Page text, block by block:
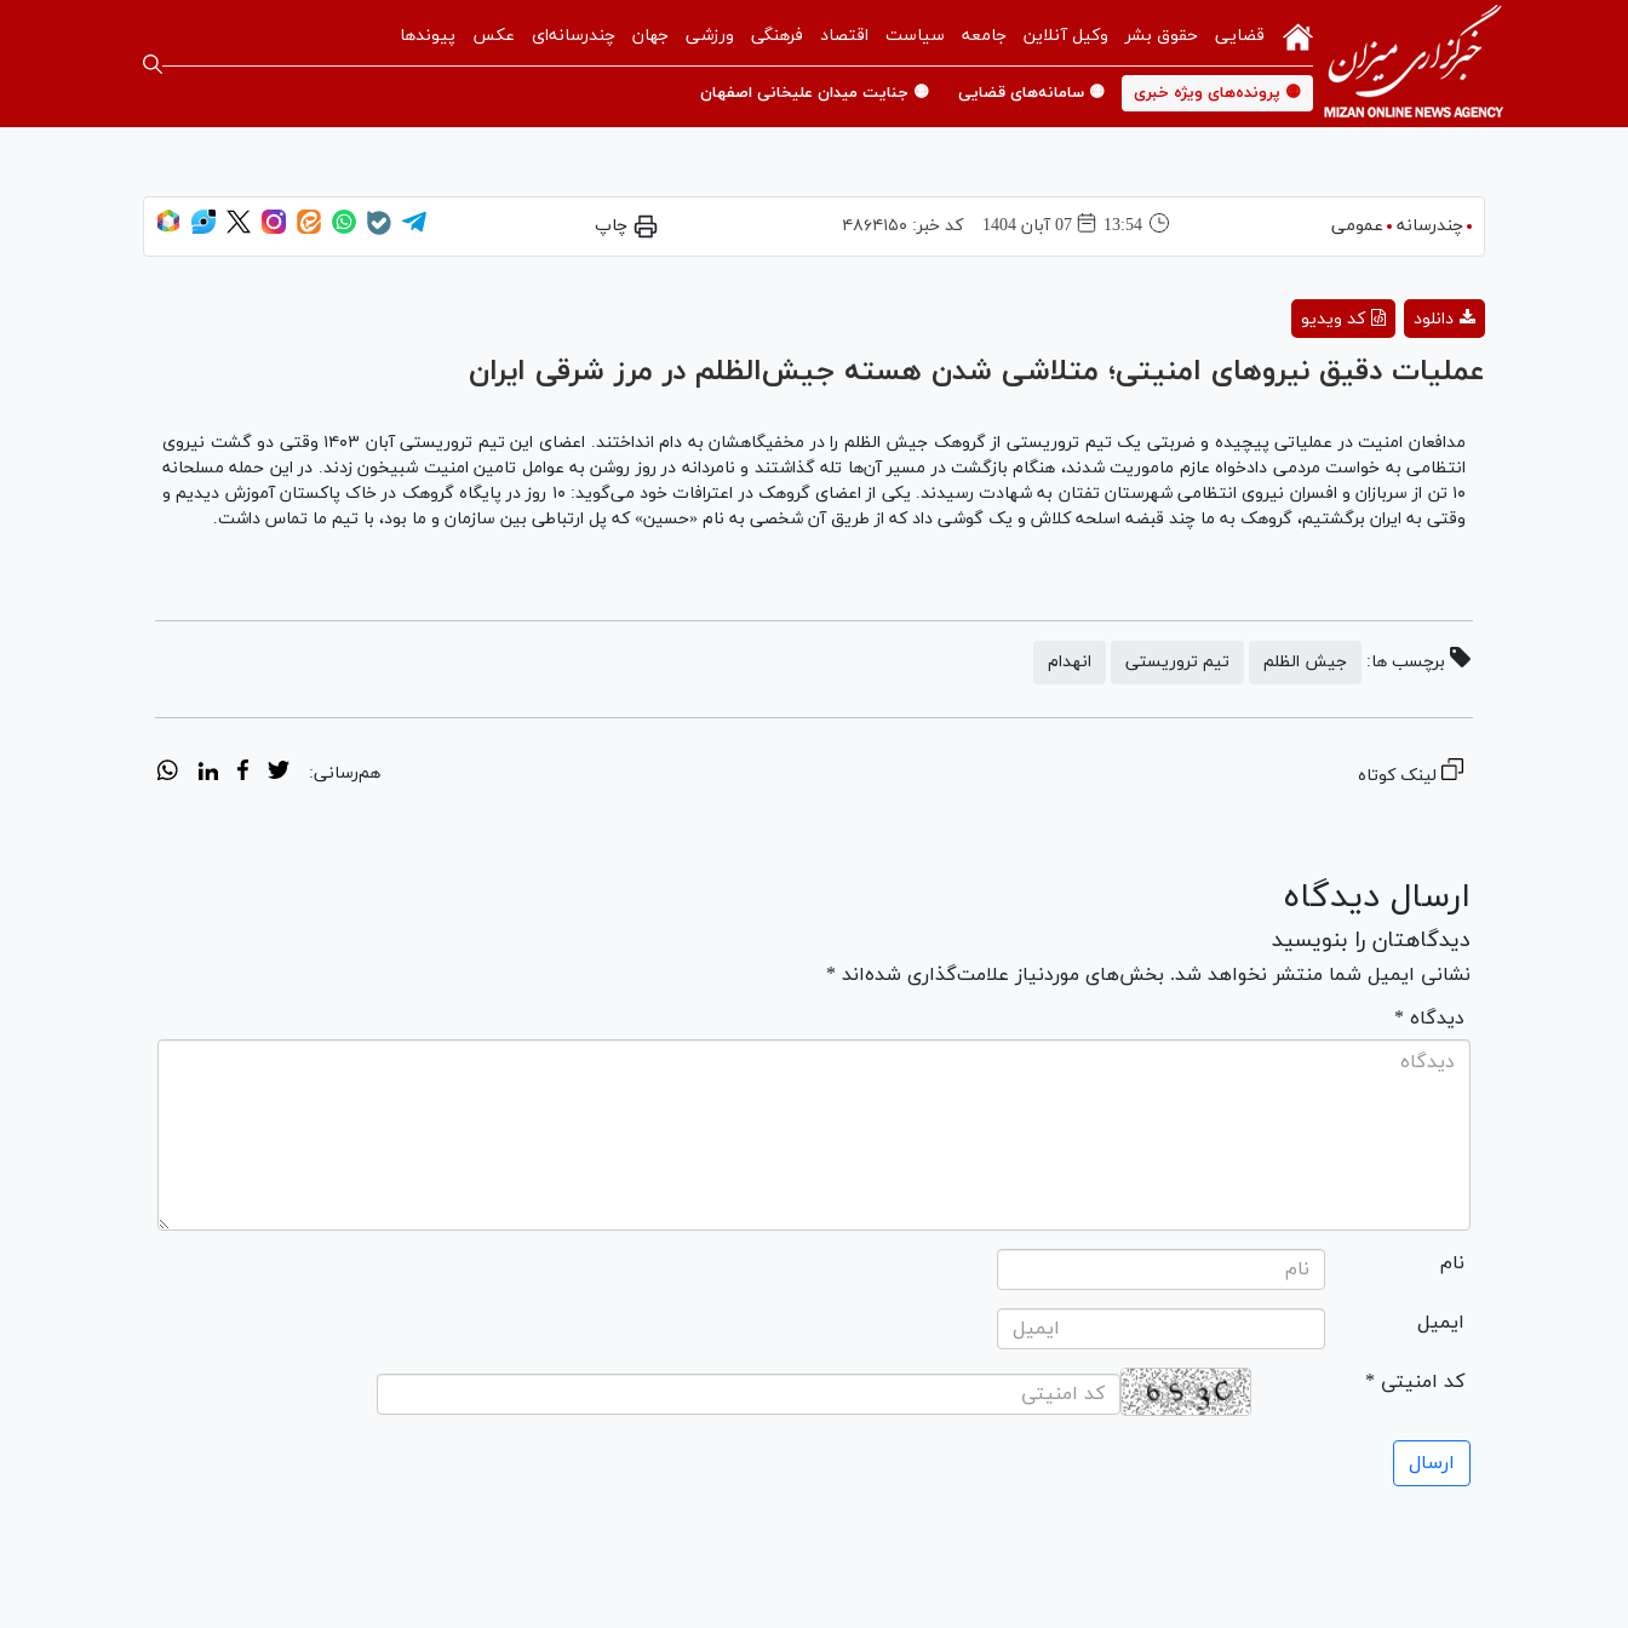
قضایی حقوق بشر وکیل آنلاین جامعه سیاست اقتصاد فرهنگی ورزشی جهان چندرسانه‌ای عکس پیوندها
🟡 پرونده‌های ویژه خبری 🟡 سامانه‌های قضایی 🟡 جنایت میدان علیخانی اصفهان
چندرسانه عمومی 13:54 07 آبان 1404 کد خبر: ۴۸۶۴۱۵۰ چاپ
Video
کد ویدیو دانلود
عملیات دقیق نیروهای امنیتی؛ متلاشی شدن هسته جیش‌الظلم در مرز شرقی ایران
مدافعان امنیت در عملیاتی پیچیده و ضربتی یک تیم تروریستی از گروهک جیش الظلم را در مخفیگاهشان به دام انداختند. اعضای این تیم تروریستی آبان ۱۴۰۳ وقتی دو گشت نیروی
انتظامی به خواست مردمی دادخواه عازم ماموریت شدند، هنگام بازگشت در مسیر آن‌ها تله گذاشتند و نامردانه در روز روشن به عوامل تامین امنیت شبیخون زدند. در این حمله مسلحانه
۱۰ تن از سربازان و افسران نیروی انتظامی شهرستان تفتان به شهادت رسیدند. یکی از اعضای گروهک در اعترافات خود می‌گوید: ۱۰ روز در پایگاه گروهک در خاک پاکستان آموزش دیدیم و
وقتی به ایران برگشتیم، گروهک به ما چند قبضه اسلحه کلاش و یک گوشی داد که از طریق آن شخصی به نام «حسین» که پل ارتباطی بین سازمان و ما بود، با تیم ما تماس داشت.
برچسب ها: جیش الظلم تیم تروریستی انهدام
لینک کوتاه هم‌رسانی:
ارسال دیدگاه
دیدگاهتان را بنویسید
نشانی ایمیل شما منتشر نخواهد شد. بخش‌های موردنیاز علامت‌گذاری شده‌اند *
* دیدگاه
نام
ایمیل
* کد امنیتی